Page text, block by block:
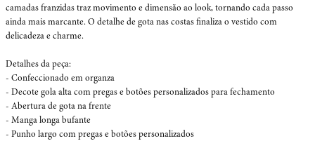
camadas franzidas traz movimento e dimensão ao look, tornando cada passo
ainda mais marcante. O detalhe de gota nas costas finaliza o vestido com
delicadeza e charme.
Detalhes da peça:
- Confeccionado em organza
- Decote gola alta com pregas e botões personalizados para fechamento
- Abertura de gota na frente
- Manga longa bufante
- Punho largo com pregas e botões personalizados